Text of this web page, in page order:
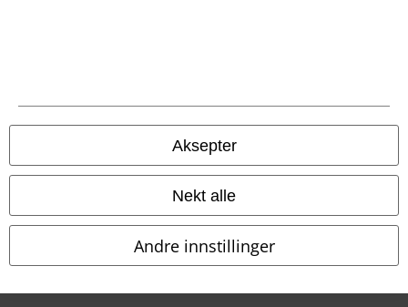
Aksepter
Nekt alle
Andre innstillinger
© 1986-2026 E.M.P. Merchandising HGmbH
EMP Online Shops